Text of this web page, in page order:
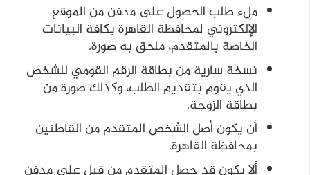
ملء طلب الحصول على مدفن من الموقع
الإلكتروني لمحافظة القاهرة بكافة البيانات
الخاصة بالمتقدم، ملحق به صورة.
نسخة سارية من بطاقة الرقم القومي للشخص
الذي يقوم بتقديم الطلب، وكذلك صورة من
بطاقة الزوجة.
أن يكون أصل الشخص المتقدم من القاطنين
بمحافظة القاهرة.
ألا يكون قد حصل المتقدم من قبل على مدفن